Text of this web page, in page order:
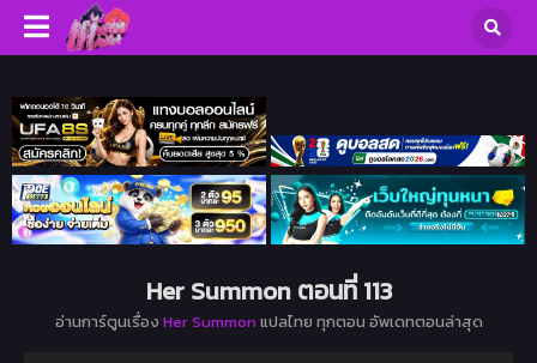
Her Summon ตอนที่ 113
อ่านการ์ตูนเรื่อง Her Summon แปลไทย ทุกตอน อัพเดทตอนล่าสุด